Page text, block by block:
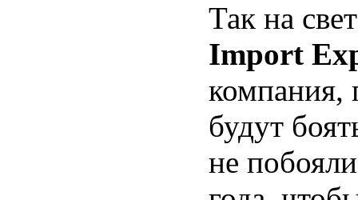
Так на
Import
компания,
будут
не